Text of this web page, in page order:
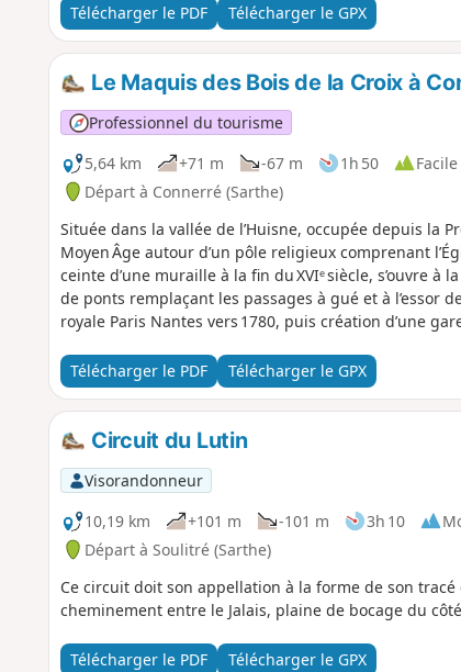
Télécharger le PDF Télécharger le GPX
Le Maquis des Bois de la Croix à
Professionnel du tourisme
5,64 km
+71 m -67 m 1h 50
Facile
Départ à Connerré (Sarthe)
Située dans la vallée de l’Huisne, occupée depuis la
Moyen Âge autour d’un pôle religieux comprenant
ceinte d’une muraille à la fin du XVIᵉ siècle, s’ouvre à
de ponts remplaçant les passages à gué et à l’essor
royale Paris Nantes vers 1780, puis création d’une
développement d’industries. Le bourg se modernise
rapidement depuis les années 1970. Connerré
attractive, à mi distance entre Le Mans et La Ferté
Télécharger le PDF Télécharger le GPX
Circuit du Lutin
Visorandonneur
10,19 km
+101 m -101 m 3h 10
Départ à Soulitré (Sarthe)
Ce circuit doit son appellation à la forme de son
cheminement entre le Jalais, plaine de bocage du
Télécharger le PDF Télécharger le GPX